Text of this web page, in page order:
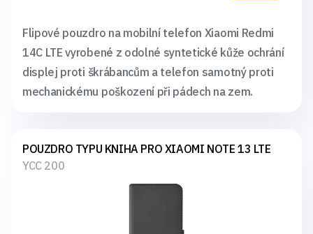
Flipové pouzdro na mobilní telefon Xiaomi Redmi
14C LTE vyrobené z odolné syntetické kůže ochrání
displej proti škrábancům a telefon samotný proti
mechanickému poškození při pádech na zem.
POUZDRO TYPU KNIHA PRO XIAOMI NOTE 13 LTE
YCC 200